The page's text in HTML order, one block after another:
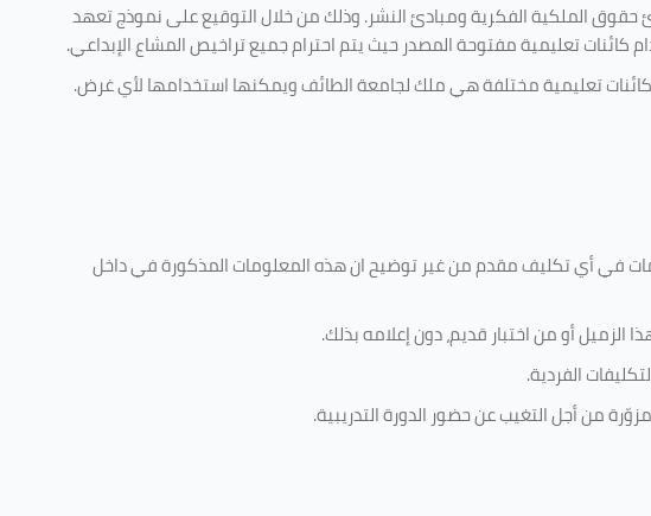
حقوق الملكية الفكرية ومبادئ النشر. وذلك من خلال التوقيع على نموذج تعهد
كائنات تعليمية مفتوحة المصدر حيث يتم احترام جميع تراخيص المشاع الإبداعي.
تعليمية مختلفة هي ملك لجامعة الطائف ويمكنها استخدامها لأي غرض.
في أي تكليف مقدم من غير توضيح ان هذه المعلومات المذكورة في داخل
أو من اختبار قديم، دون إعلامه بذلك.
الفردية.
من أجل التغيب عن حضور الدورة التدريبية.